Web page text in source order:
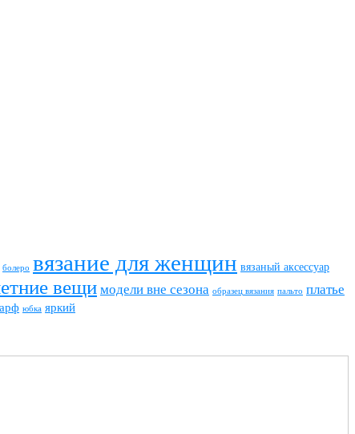
болеро вязание для женщин вязаный аксессуар
вещи модели вне сезона образец вязания пальто платье
юбка яркий